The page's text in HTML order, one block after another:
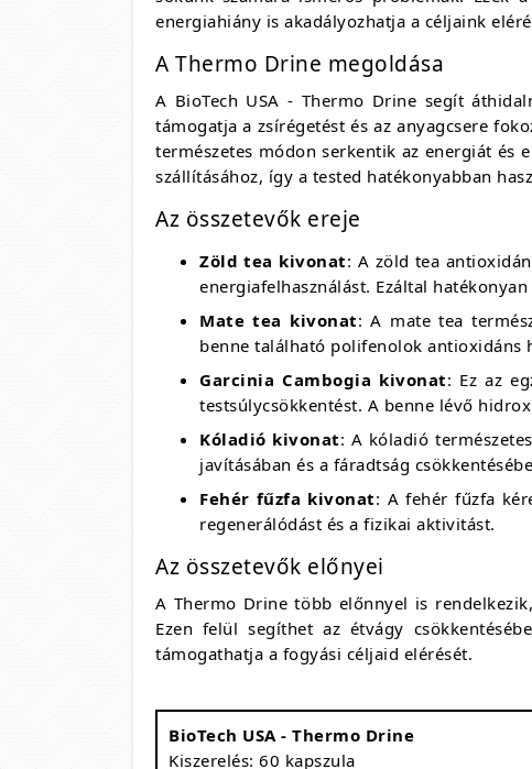
energiahiány is akadályozhatja a céljaink
A Thermo Drine megoldása
A BioTech USA - Thermo Drine segít
támogatja a zsírégetést és az anyagcsere
természetes módon serkentik az energiát és
szállításához, így a tested hatékonyabban
Az összetevők ereje
Zöld tea kivonat: A zöld tea
energiafelhasználást. Ezáltal
Mate tea kivonat: A mate tea
benne található polifenolok antioxidáns
Garcinia Cambogia kivonat: Ez az
testsúlycsökkentést. A benne lévő
Kóladió kivonat: A kóladió
javításában és a fáradtság
Fehér fűzfa kivonat: A fehér fűzfa
regenerálódást és a fizikai aktivitást.
Az összetevők előnyei
A Thermo Drine több előnnyel is
Ezen felül segíthet az étvágy
támogathatja a fogyási céljaid elérését.
BioTech USA - Thermo Drine
Kiszerelés: 60 kapszula